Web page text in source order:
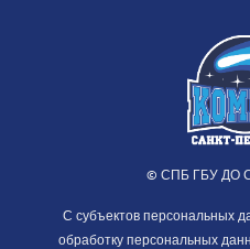
© СПБ ГБУ ДО
С субъектов персональных
обработку персональных